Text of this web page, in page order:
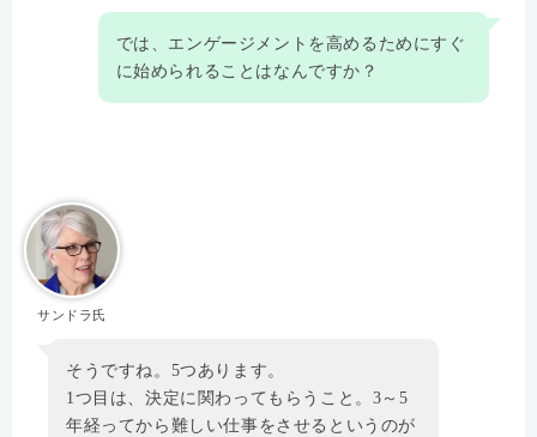
では、エンゲージメントを高めるためにすぐ
に始められることはなんですか？
サンドラ氏
そうですね。5つあります。
1つ目は、決定に関わってもらうこと。3～5
年経ってから難しい仕事をさせるというのが